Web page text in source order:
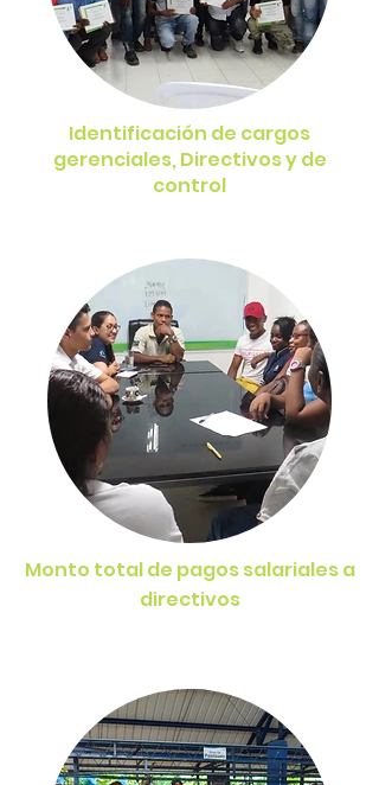
Identificación de cargos
gerenciales, Directivos y de
control
Monto total de pagos salariales a
directivos